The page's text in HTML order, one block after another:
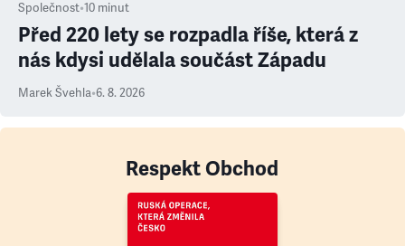
Společnost•10 minut
Před 220 lety se rozpadla říše, která z
nás kdysi udělala součást Západu
Marek Švehla•6. 8. 2026
Respekt Obchod